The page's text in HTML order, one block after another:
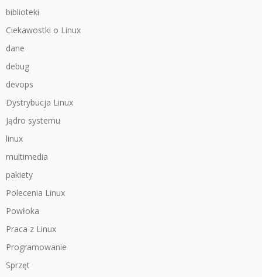
biblioteki
Ciekawostki o Linux
dane
debug
devops
Dystrybucja Linux
Jądro systemu
linux
multimedia
pakiety
Polecenia Linux
Powłoka
Praca z Linux
Programowanie
Sprzęt